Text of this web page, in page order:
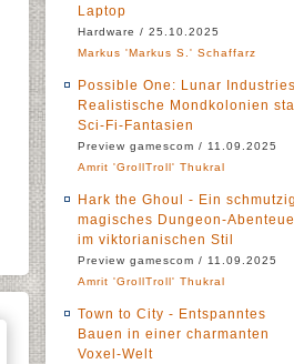
Laptop
Hardware / 25.10.2025
Markus 'Markus S.' Schaffarz
Possible One: Lunar
Realistische Mondkolonien
Sci-Fi-Fantasien
Preview gamescom / 11.09.2025
Amrit 'GrollTroll' Thukral
Hark the Ghoul - Ein
magisches Dungeon-
im viktorianischen Stil
Preview gamescom / 11.09.2025
Amrit 'GrollTroll' Thukral
Town to City - Entspanntes
Bauen in einer charmanten
Voxel-Welt